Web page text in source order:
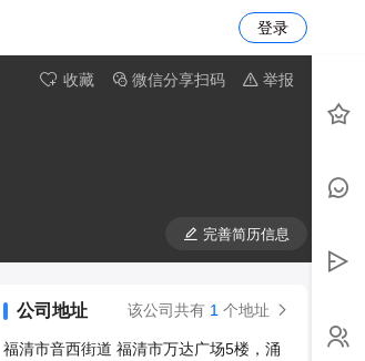
登录
收藏 微信分享扫码 举报
完善简历信息
公司地址 该公司共有 1 个地址
福清市音西街道 福清市万达广场5楼，涌